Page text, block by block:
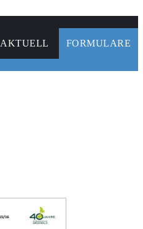
AKTUELL FORMULARE